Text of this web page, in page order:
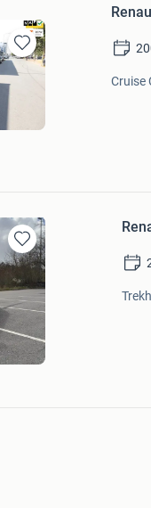
Bewaren
in
Cruise
Bewaren
Mijn
Favorieten